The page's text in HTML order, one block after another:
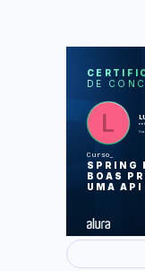
DE
Curso
SPRING
BOAS
UMA API